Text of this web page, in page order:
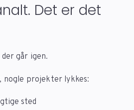
Det er det
går igen.
nogle projekter lykkes:
sted